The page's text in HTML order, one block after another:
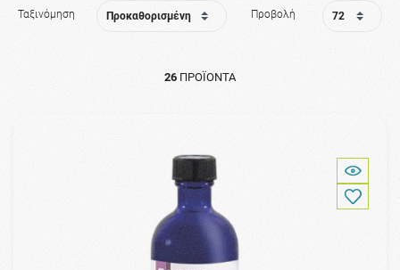
Ταξινόμηση Προβολή
26 ΠΡΟΪΌΝΤΑ